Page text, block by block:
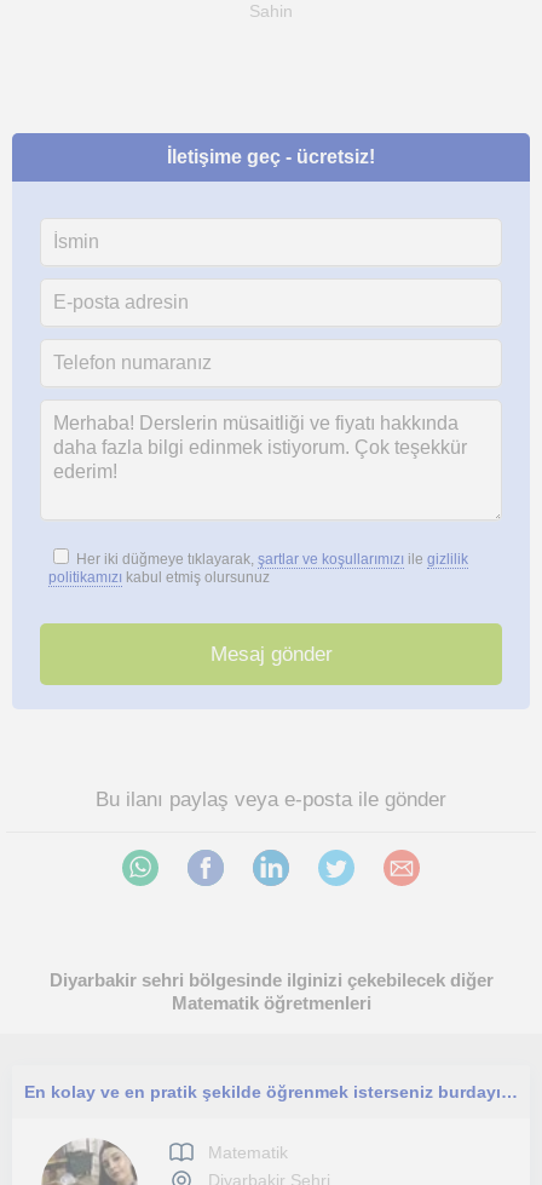
Sahin
İletişime geç - ücretsiz!
Her iki düğmeye tıklayarak, şartlar ve koşullarımızı ile gizlilik
politikamızı kabul etmiş olursunuz
Bu ilanı paylaş veya e-posta ile gönder
Diyarbakir sehri bölgesinde ilginizi çekebilecek diğer
Matematik öğretmenleri
En kolay ve en pratik şekilde öğrenmek isterseniz burdayım.
Matematik
Diyarbakir Sehri